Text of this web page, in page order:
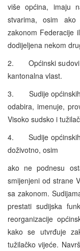
više općina, imaju
stvarima, osim ako
zakonom Federacije
dodijeljena nekom
2. Općinski sudovi
kantonalna vlast.
3. Sudije općinskih
odabira, imenuje,
Visoko sudsko i
4. Sudije općinskih
doživotno, osim
ako ne podnesu
smijenjeni od strane
sa zakonom.
prestati sudijska
reorganizacije
kako se utvrđuje
tužilačko vijeće.